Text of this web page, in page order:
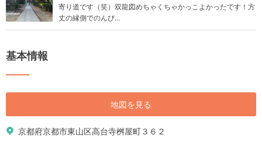
寄り道です（笑）双龍図めちゃくちゃかっこよかったです！方
丈の縁側でのんび...
基本情報
地図を見る
京都府京都市東山区高台寺桝屋町３６２